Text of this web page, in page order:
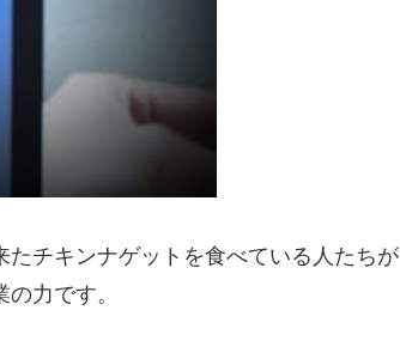
チキンナゲットを食べている人たちが
力です。